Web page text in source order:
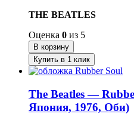
THE BEATLES
Оценка 0 из 5
В корзину
Купить в 1 клик
The Beatles —
Япония, 1976, Оби)